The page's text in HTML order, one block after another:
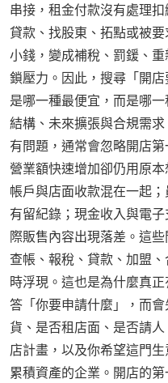
串接，租金付款沒有處理
貸款、找股東、拓點或被
小錢，變成補稅、罰鍰、
鎖壓力。因此，搜尋「開
是哪一種最便宜，而是哪
結構、未來擴張與合規需
有問題，通常會忽略開店
營業額快速增加卻仍用原
帳戶與店面收款混在一起
有留紀錄；現金收入與電
際販售內容出現落差。這
查帳、報稅、貸款、加盟
時浮現。這也是為什麼真
答「你要申請什麼」，而
貨、是否租店面、是否請
店計畫，以及你希望這門
累積資產的企業。開店的